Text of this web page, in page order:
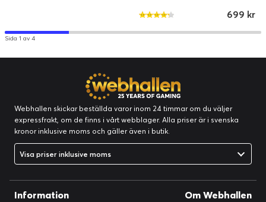
ENKEL KONFIGURATION, ROLIGA EFFEKTER
Med Blue VO!CE-programvaran kan du förhindra klippning och
lägga till roliga effekter för att roa publiken.
699 kr
Sida 1 av 4
Webhallen skickar beställda varor inom 24 timmar om du väljer
expressfrakt, om de finns i vårt webblager. Alla priser är i svenska
kronor inklusive moms och gäller även i butik.
Visa priser inklusive moms
Information Om Webhallen